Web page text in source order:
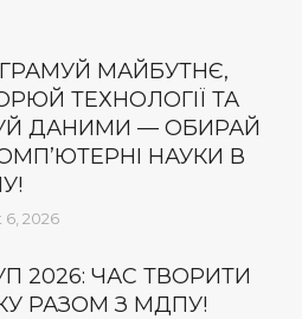
МАЙБУТНЄ,
ТЕХНОЛОГІЇ ТА
ДАНИМИ — ОБИРАЙ
НАУКИ В
6, 2026
2026: ЧАС ТВОРИТИ
РАЗОМ З МДПУ!